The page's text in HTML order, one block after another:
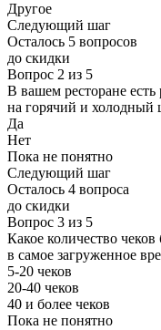
Другое
Следующий шаг
Осталось 5 вопросов
до скидки
Вопрос 2 из 5
В вашем ресторане есть
на горячий и холодный
Да
Нет
Пока не понятно
Следующий шаг
Осталось 4 вопроса
до скидки
Вопрос 3 из 5
Какое количество чеков
в самое загруженное
5-20 чеков
20-40 чеков
40 и более чеков
Пока не понятно